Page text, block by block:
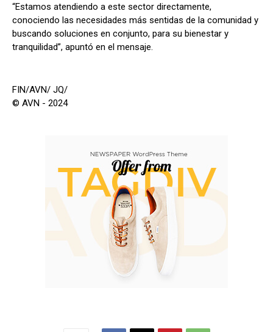
“Estamos atendiendo a este sector directamente,
conociendo las necesidades más sentidas de la comunidad y
buscando soluciones en conjunto, para su bienestar y
tranquilidad”, apuntó en el mensaje.
FIN/AVN/ JQ/
© AVN - 2024